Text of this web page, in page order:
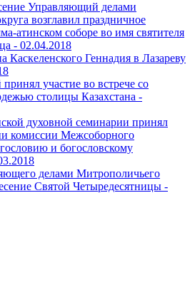
Управляющий делами
возглавил праздничное
атинском соборе во имя святителя
- 02.04.2018
Каскеленского Геннадия в Лазареву
участие во встрече со
столицы Казахстана -
духовной семинарии принял
комиссии Межсоборного
и богословскому
делами Митрополичьего
Святой Четыредесятницы -